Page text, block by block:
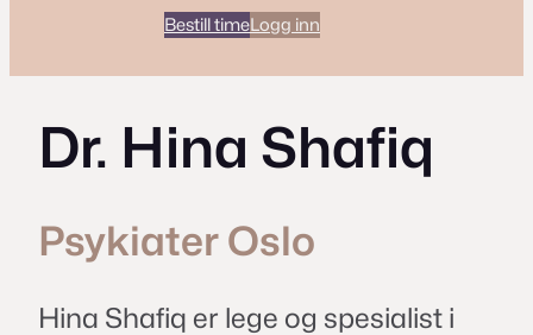
Bestill timeLogg inn
Dr. Hina Shafiq
Psykiater Oslo
Hina Shafiq er lege og spesialist i